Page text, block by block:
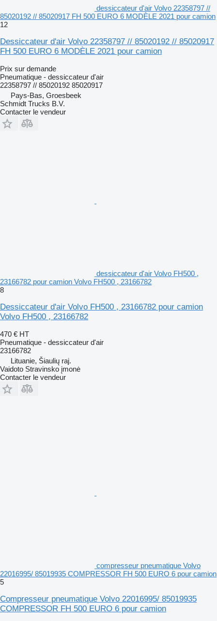
dessiccateur d'air Volvo 22358797 //
85020192 // 85020917 FH 500 EURO 6 MODÈLE 2021 pour camion
12
Dessiccateur d'air Volvo 22358797 // 85020192 // 85020917
FH 500 EURO 6 MODÈLE 2021 pour camion
Prix sur demande
Pneumatique - dessiccateur d'air
22358797 // 85020192 85020917
Pays-Bas, Groesbeek
Schmidt Trucks B.V.
Contacter le vendeur
dessiccateur d'air Volvo FH500 ,
23166782 pour camion Volvo FH500 , 23166782
8
Dessiccateur d'air Volvo FH500 , 23166782 pour camion
Volvo FH500 , 23166782
470 € HT
Pneumatique - dessiccateur d'air
23166782
Lituanie, Šiaulių raj.
Vaidoto Stravinsko įmonė
Contacter le vendeur
compresseur pneumatique Volvo
22016995/ 85019935 COMPRESSOR FH 500 EURO 6 pour camion
5
Compresseur pneumatique Volvo 22016995/ 85019935
COMPRESSOR FH 500 EURO 6 pour camion